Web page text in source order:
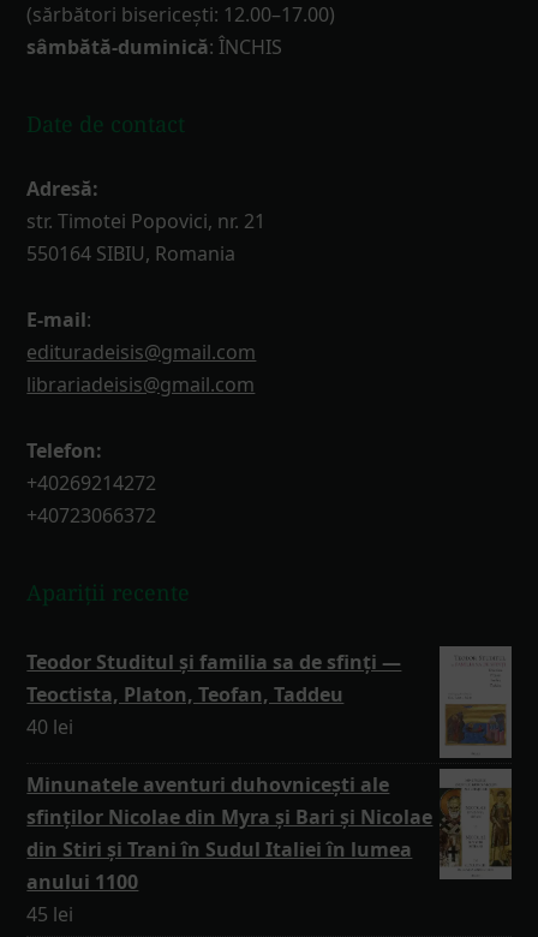
(sărbători bisericești: 12.00–17.00)
sâmbătă-duminică: ÎNCHIS
Date de contact
Adresă:
str. Timotei Popovici, nr. 21
550164 SIBIU, Romania
E-mail:
edituradeisis@gmail.com
librariadeisis@gmail.com
Telefon:
+40269214272
+40723066372
Apariții recente
Teodor Studitul și familia sa de sfinți —
Teoctista, Platon, Teofan, Taddeu
40 lei
Minunatele aventuri duhovnicești ale
sfinților Nicolae din Myra și Bari și Nicolae
din Stiri și Trani în Sudul Italiei în lumea
anului 1100
45 lei